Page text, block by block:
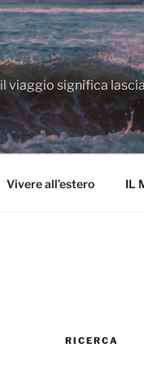
viaggio significa
Vivere all’estero IL
RICERCA